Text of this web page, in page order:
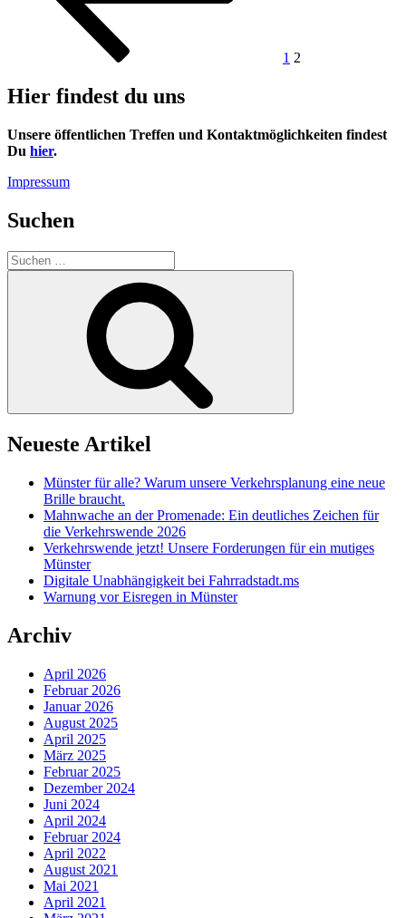
1 2
Hier findest du uns
Unsere öffentlichen Treffen und Kontaktmöglichkeiten findest
Du hier.
Impressum
Suchen
Suchen
nach:
Neueste Artikel
Münster für alle? Warum unsere Verkehrsplanung eine neue
Brille braucht.
Mahnwache an der Promenade: Ein deutliches Zeichen für
die Verkehrswende 2026
Verkehrswende jetzt! Unsere Forderungen für ein mutiges
Münster
Digitale Unabhängigkeit bei Fahrradstadt.ms
Warnung vor Eisregen in Münster
Archiv
April 2026
Februar 2026
Januar 2026
August 2025
April 2025
März 2025
Februar 2025
Dezember 2024
Juni 2024
April 2024
Februar 2024
April 2022
August 2021
Mai 2021
April 2021